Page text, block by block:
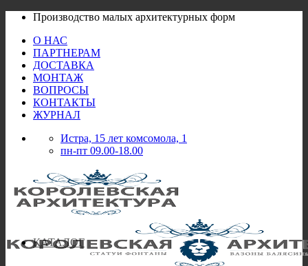
Skip
content
Производство малых архитектурных форм
О НАС
ПАРТНЕРАМ
ДОСТАВКА
МОНТАЖ
ВОПРОСЫ
КОНТАКТЫ
ЖУРНАЛ
Истра, 15 лет комсомола, 1
пн-пт 09.00-18.00
КАТАЛОГ